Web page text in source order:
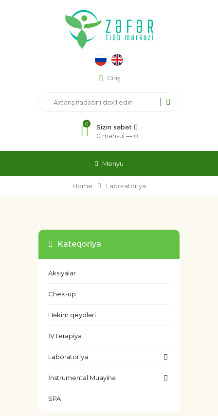
Giriş
0
Sizin səbət
0 məhsul — 0
Menyu
Home Laboratoriya
Kateqoriya
Aksiyalar
Chek-up
Həkim qeydləri
İV terapiya
Laboratoriya
İnstrumental Müayinə
SPA